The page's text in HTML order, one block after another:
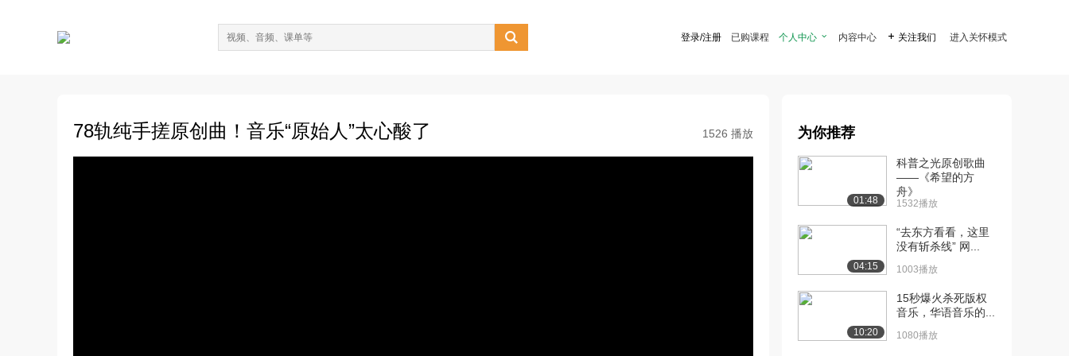
 登录/注册 已购课程 个人中心  内容中心  关注我们 进入关怀模式
78轨纯手搓原创曲！音乐“原始人”太心酸了 1526 播放 为你推荐
01:48
科普之光原创歌曲
——《希望的方
舟》
1532播放
04:15
“去东方看看，这里
没有斩杀线” 网...
1003播放
10:20
15秒爆火杀死版权
音乐，华语音乐的...
1080播放